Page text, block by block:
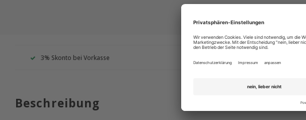
3% Skonto bei Vorkasse
Beschreibung